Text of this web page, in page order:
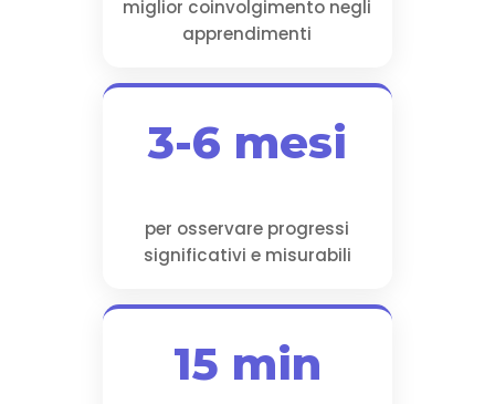
miglior coinvolgimento negli
apprendimenti
3-6 mesi
per osservare progressi
significativi e misurabili
15 min